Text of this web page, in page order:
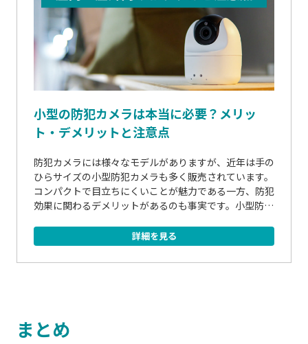
小型の防犯カメラは本当に必要？メリッ
ト・デメリットと注意点
防犯カメラには様々なモデルがありますが、近年は手の
ひらサイズの小型防犯カメラも多く販売されています。
コンパクトで目立ちにくいことが魅力である一方、防犯
効果に関わるデメリットがあるのも事実です。小型防犯
向けと屋外向けのおすすめ商品を合計4つご紹介。本...
詳細を見る
まとめ